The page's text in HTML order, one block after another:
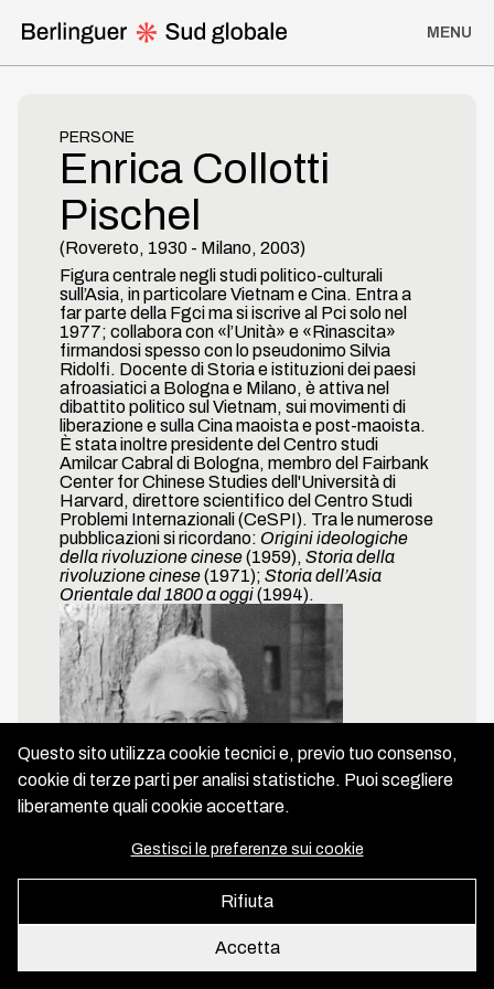
MENU
I Viaggi di Berlinguer
Discorsi, analisi politiche e interviste
Iniziative di solidarietà
Partiti e movimenti di liberazione
Viaggi del Pci
Linea del Tempo
About us
Copyright IGER 2026
Developed and designed by
PERSONE
Enrica Collotti
Pischel
(Rovereto, 1930 - Milano, 2003)
Figura centrale negli studi politico-culturali
sull’Asia, in particolare Vietnam e Cina. Entra a
far parte della Fgci ma si iscrive al Pci solo nel
1977; collabora con «l’Unità» e «Rinascita»
firmandosi spesso con lo pseudonimo Silvia
Ridolfi. Docente di Storia e istituzioni dei paesi
afroasiatici a Bologna e Milano, è attiva nel
dibattito politico sul Vietnam, sui movimenti di
liberazione e sulla Cina maoista e post-maoista.
È stata inoltre presidente del Centro studi
Amilcar Cabral di Bologna, membro del Fairbank
Center for Chinese Studies dell'Università di
Harvard, direttore scientifico del Centro Studi
Problemi Internazionali (CeSPI). Tra le numerose
pubblicazioni si ricordano: Origini ideologiche
della rivoluzione cinese(1959), Storia della
rivoluzione cinese(1971); Storia dell’Asia
Orientale dal 1800 a oggi(1994).
Questo sito utilizza cookie tecnici e, previo tuo consenso,
cookie di terze parti per analisi statistiche. Puoi scegliere
liberamente quali cookie accettare.
Gestisci le preferenze sui cookie
Rifiuta
Accetta